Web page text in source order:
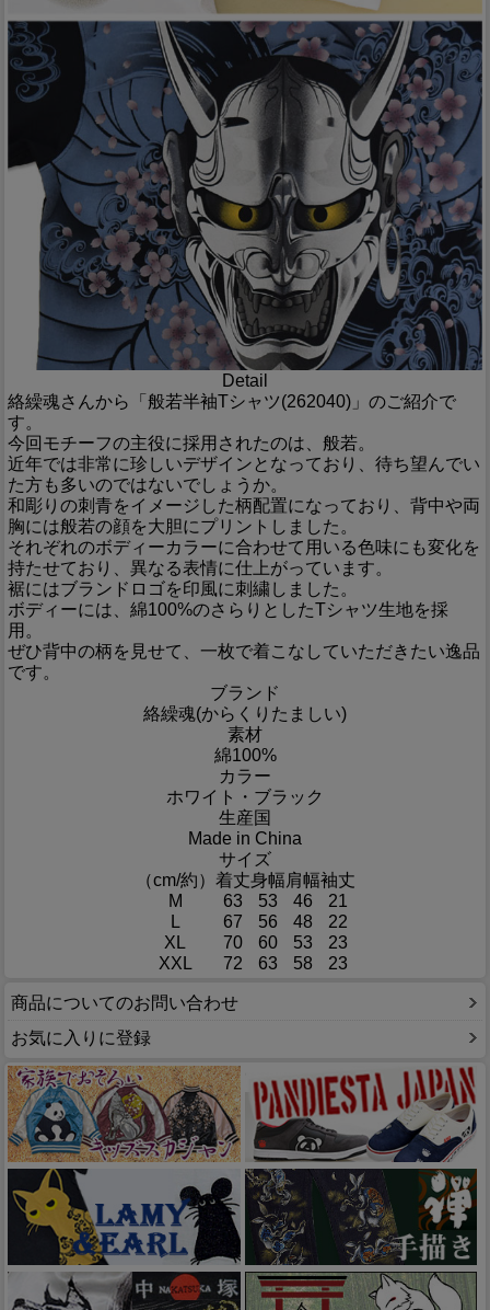
Detail
絡繰魂さんから「般若半袖Tシャツ(262040)」のご紹介で
す。
今回モチーフの主役に採用されたのは、般若。
近年では非常に珍しいデザインとなっており、待ち望んでい
た方も多いのではないでしょうか。
和彫りの刺青をイメージした柄配置になっており、背中や両
胸には般若の顔を大胆にプリントしました。
それぞれのボディーカラーに合わせて用いる色味にも変化を
持たせており、異なる表情に仕上がっています。
裾にはブランドロゴを印風に刺繍しました。
ボディーには、綿100%のさらりとしたTシャツ生地を採
用。
ぜひ背中の柄を見せて、一枚で着こなしていただきたい逸品
です。
ブランド
絡繰魂(からくりたましい)
素材
綿100%
カラー
ホワイト・ブラック
生産国
Made in China
サイズ
（cm/約） 着丈身幅肩幅袖丈
M
63 53 46
21
L
67 56 48
22
XL
70 60 53
23
XXL
72 63 58 23
商品についてのお問い合わせ
お気に入りに登録